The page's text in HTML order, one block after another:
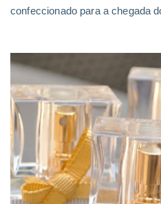
confeccionado para a chegada